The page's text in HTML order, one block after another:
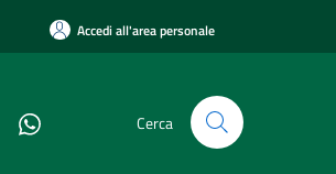
Accedi all'area personale
Cerca